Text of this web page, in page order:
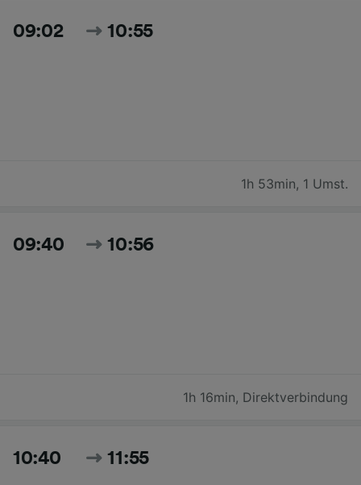
09:02 10:55
1h 53min, 1 Umst.
09:40 10:56
1h 16min, Direktverbindung
10:40 11:55